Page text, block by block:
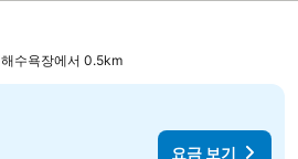
수욕장에서 0.5km
요금 보기